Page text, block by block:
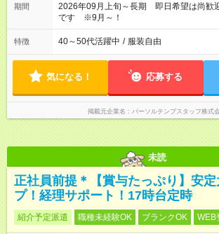
期間
2026年09月上旬～長期 即日希望は尚歓
です ※9月～！
特徴 40～50代活躍中 / 服装自由
気になる！ 応募する
掲載元企業名 パーソルテンプスタッフ株式
未読
正社員前提＊【賞与たっぷり】安
プ！経理サポート！17時台定時
紹介予定派遣 職種未経験OK ブランクOK WEB